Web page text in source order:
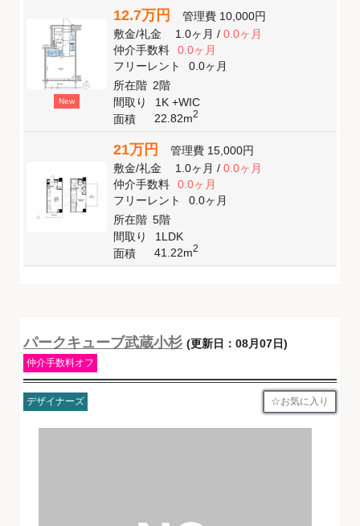
New
12.7万円 管理費 10,000円
敷金/礼金 1.0ヶ月/ 0.0ヶ月
仲介手数料
0.0ヶ月
フリーレント
0.0ヶ月
所在階 2階
間取り
1K +WIC
面積
22.82m2
21万円 管理費 15,000円
敷金/礼金 1.0ヶ月/ 0.0ヶ月
仲介手数料
0.0ヶ月
フリーレント
0.0ヶ月
所在階 5階
間取り
1LDK
面積
41.22m2
パークキューブ武蔵小杉 (更新日：08月07日)
仲介手数料オフ
デザイナーズ お気に入り